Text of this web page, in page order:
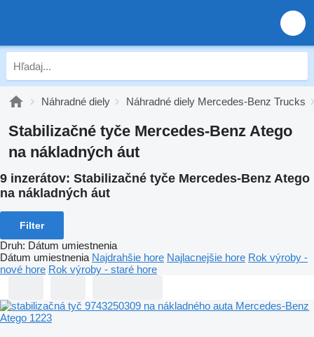
Náhradné diely Náhradné diely Mercedes-Benz Trucks
Stabilizačné tyče Mercedes-Benz Atego
na nákladných áut
9 inzerátov: Stabilizačné tyče Mercedes-Benz Atego
na nákladných áut
Filter
Druh: Dátum umiestnenia
Dátum umiestnenia Najdrahšie hore Najlacnejšie hore Rok výroby -
nové hore Rok výroby - staré hore